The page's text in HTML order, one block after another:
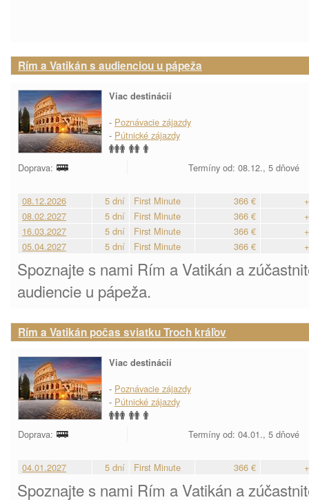
Rím a Vatikán s audienciou u pápeža
Viac destinácií
- Poznávacie zájazdy
- Pútnické zájazdy
Doprava: Termíny od: 08.12., 5 dňové
08.12.2026 5 dní First Minute 366 €
08.02.2027
5 dní First Minute 366 €
16.03.2027
5 dní First Minute 366 €
05.04.2027
5 dní First Minute 366 €
Spoznajte s nami Rím a Vatikán a
audiencie u pápeža.
Rím a Vatikán počas sviatku Troch kráľov
Viac destinácií
- Poznávacie zájazdy
- Pútnické zájazdy
Doprava: Termíny od: 04.01., 5 dňové
04.01.2027 5 dní First Minute 366 €
Spoznajte s nami Rím a Vatikán a